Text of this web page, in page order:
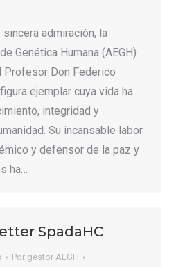
admiración, la
Genética Humana (AEGH)
Profesor Don Federico
ejemplar cuya vida ha
integridad y
Su incansable labor
y defensor de la paz y
ha…
SpadaHC
Por gestor AEGH